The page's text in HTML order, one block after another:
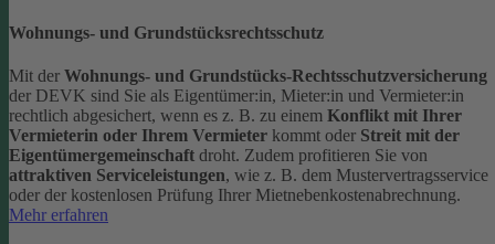
Wohnungs- und Grundstücksrechtsschutz
Mit der Wohnungs- und Grundstücks-Rechtsschutzversicherung
der DEVK sind Sie als Eigentümer:in, Mieter:in und Vermieter:in
rechtlich abgesichert, wenn es z. B. zu einem Konflikt mit Ihrer
Vermieterin oder Ihrem Vermieter kommt oder Streit mit der
Eigentümergemeinschaft droht. Zudem profitieren Sie von
attraktiven Serviceleistungen, wie z. B. dem Mustervertragsservice
oder der kostenlosen Prüfung Ihrer Mietnebenkostenabrechnung.
Mehr erfahren